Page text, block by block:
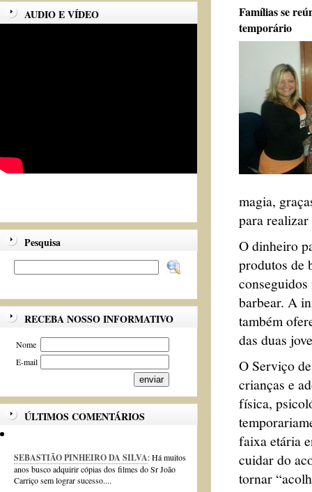
AUDIO E VÍDEO
Pesquisa
RECEBA NOSSO INFORMATIVO
Nome
E-mail
ÚLTIMOS COMENTÁRIOS
SEBASTIÃO PINHEIRO DA SILVA: Há muitos
anos busco adquirir cópias dos filmes do Sr João
Carriço sem lograr sucesso....
Famílias se
temporário
magia,
para realizar
O dinheiro
produtos de
barbear. A
também
das duas
O Serviço
crianças e
física,
faixa etária
cuidar do
tornar